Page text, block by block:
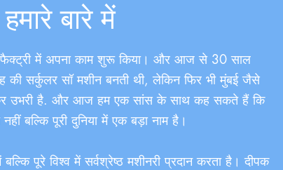
हमारे बारे में
फैक्ट्री में अपना काम शुरू किया। और आज से 30 साल
की सर्कुलर सॉ मशीन बनती थी, लेकिन फिर भी मुंबई जैसे
उभरी है. और आज हम एक सांस के साथ कह सकते हैं कि
बल्कि पूरी दुनिया में एक बड़ा नाम है।
पूरे विश्व में सर्वश्रेष्ठ मशीनरी प्रदान करता है। दीपक